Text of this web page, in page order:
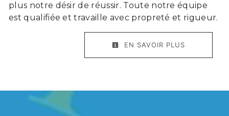
plus notre désir de réussir. Toute notre équipe
est qualifiée et travaille avec propreté et rigueur.
EN SAVOIR PLUS